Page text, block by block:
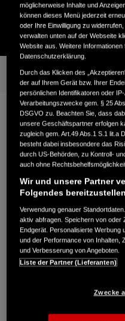
Hauptmerkmale Galerie
Kombination
möglicherweise Inhalte und
können dieses Menü jederzeit
oder Ihre Einwilligung zu
verwalten unten auf der Webseite
Website aus. Weitere Informationen
Datenschutzerklärung.
Durch das Klicken des
der auf Ihrem Gerät bzw. Ihrer
persönlichen Identifikatoren oder
Verarbeitungszwecke gem. § 25
DSGVO zu. Beachten Sie, dass
unsere Geschäftspartner erfolgen
zugleich gem. Art.49 Abs.1 S.1 lit.a
besteht dabei insbesondere das
durch US-Behörden, zu Kontroll-
auch ohne
Wir und unsere Partner
Folgendes
Verwendung genauer
aktiv abfragen. Speichern von oder
Endgerät. Personalisierte Werbung
und der Performance von Inhalten,
und Verbesserung von Angeboten.
Liste der Partner (Lieferanten)
Zwecke